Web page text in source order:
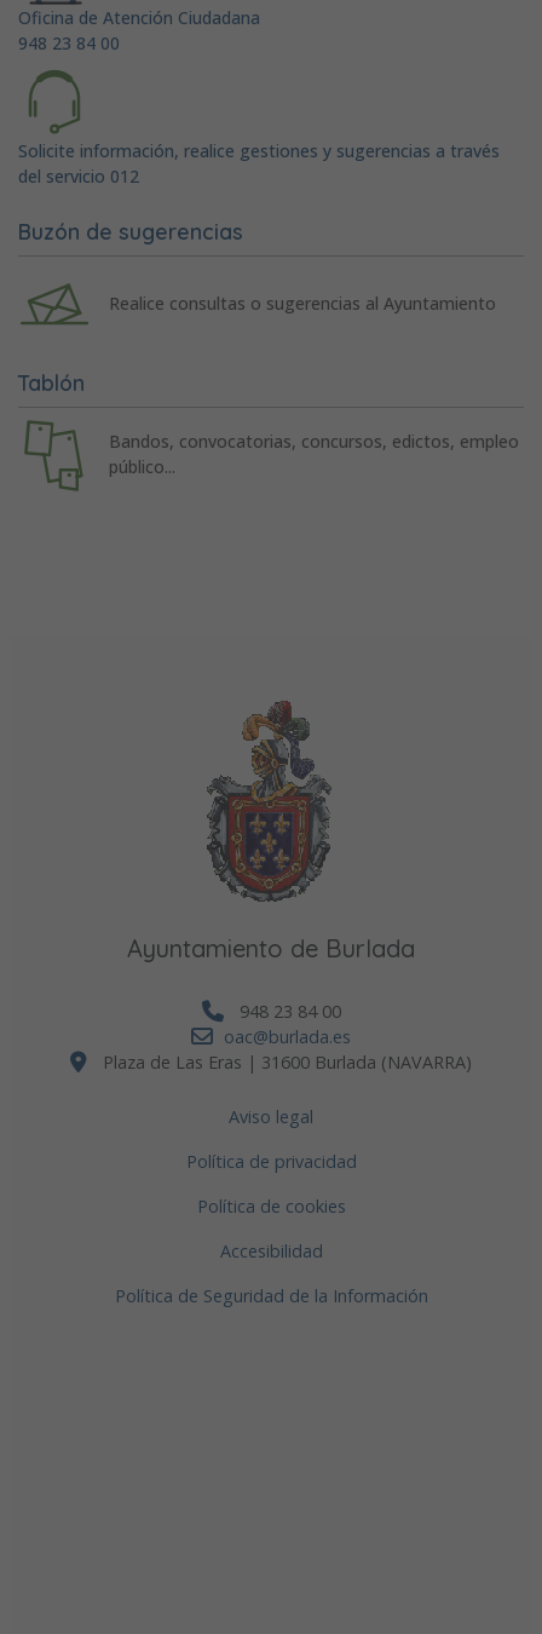
Oficina de Atención Ciudadana
948 23 84 00
Solicite información, realice gestiones y sugerencias a través
del servicio 012
Buzón de sugerencias
Realice consultas o sugerencias al Ayuntamiento
Tablón
Bandos, convocatorias, concursos, edictos, empleo
público...
Ayuntamiento de Burlada
948 23 84 00
oac@burlada.es
Plaza de Las Eras | 31600 Burlada (NAVARRA)
Aviso legal
Política de privacidad
Política de cookies
Accesibilidad
Política de Seguridad de la Información